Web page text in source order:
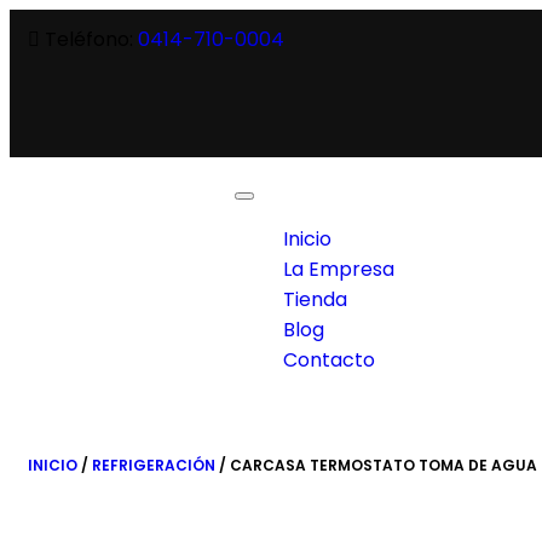
0414-710-0004
Toggle
navigation
Inicio
La Empresa
Tienda
Blog
Contacto
INICIO / REFRIGERACIÓN / CARCASA TERMOSTATO TOMA DE